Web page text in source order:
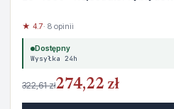
★ 4.7· 8 opinii
Dostępny
Wysyłka 24h
322,61 zł274,22 zł